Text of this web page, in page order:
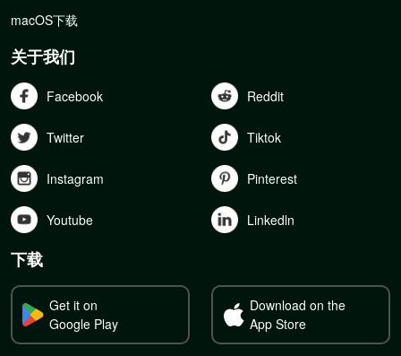
macOS下载
关于我们
Facebook Reddit
Twitter Tiktok
Instagram Pinterest
Youtube Linkedln
下载
Get it on
Google Play
Download on the
App Store